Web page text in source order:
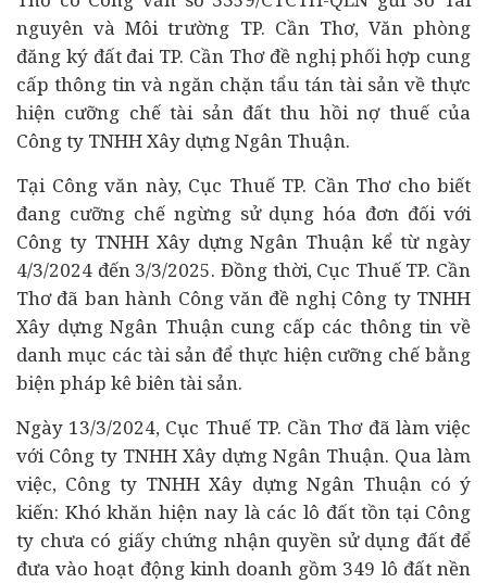
nguyên và Môi trường TP. Cần Thơ, Văn phòng
đăng ký đất đai TP. Cần Thơ đề nghị phối hợp cung
cấp thông tin và ngăn chặn tẩu tán tài sản về thực
hiện cưỡng chế tài sản đất thu hồi nợ thuế của
Công ty TNHH Xây dựng Ngân Thuận.
Tại Công văn này, Cục Thuế TP. Cần Thơ cho biết
đang cưỡng chế ngừng sử dụng hóa đơn đối với
Công ty TNHH Xây dựng Ngân Thuận kể từ ngày
4/3/2024 đến 3/3/2025. Đồng thời, Cục Thuế TP. Cần
Thơ đã ban hành Công văn đề nghị Công ty TNHH
Xây dựng Ngân Thuận cung cấp các thông tin về
danh mục các tài sản để thực hiện cưỡng chế bằng
biện pháp kê biên tài sản.
Ngày 13/3/2024, Cục Thuế TP. Cần Thơ đã làm việc
với Công ty TNHH Xây dựng Ngân Thuận. Qua làm
việc, Công ty TNHH Xây dựng Ngân Thuận có ý
kiến: Khó khăn hiện nay là các lô đất tồn tại Công
ty chưa có giấy chứng nhận quyền sử dụng đất để
đưa vào hoạt động kinh doanh gồm 349 lô đất nền